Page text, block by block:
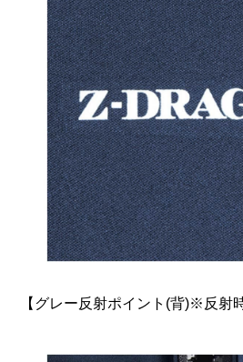
お買い物を続ける
【グレー反射ポイント(背)※反射時